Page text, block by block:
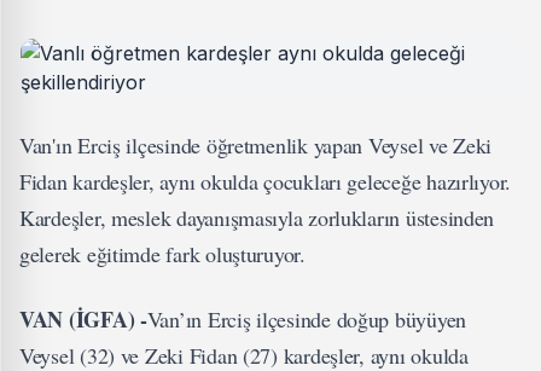
Van'ın Erciş ilçesinde öğretmenlik yapan Veysel ve Zeki
Fidan kardeşler, aynı okulda çocukları geleceğe hazırlıyor.
Kardeşler, meslek dayanışmasıyla zorlukların üstesinden
gelerek eğitimde fark oluşturuyor.
VAN (İGFA) -Van’ın Erciş ilçesinde doğup büyüyen
Veysel (32) ve Zeki Fidan (27) kardeşler, aynı okulda